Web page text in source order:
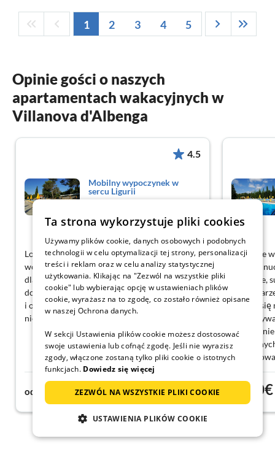
1 2 3 4 5
Opinie gości o naszych
apartamentach wakacyjnych w
Villanova d'Albenga
4.5
Mobilny wypoczynek w
sercu Ligurii
Lokalizacja to duża zaleta, blisko plaży, ale
wciąż ukryta w naturze. Basen jest fajny, ale
dla informacji, zwierzęta domowe nie są tam
dozwolone. Ogólnie świetne miejsce na relaks
i odkrywanie pobliskich jaskiń - są
niesamowite!
od 66€ noc
Wibracje
idealnej
wszędzie,
czujesz się
do
jak
60€
Ta strona wykorzystuje pliki cookies
Używamy plików cookie, danych osobowych i podobnych
technologii w celu optymalizacji tej strony, personalizacji
treści i reklam oraz w celu analizy statystycznej
użytkowania. Klikając na "Zezwól na wszystkie pliki
cookie" lub wybierając opcję w ustawieniach plików
cookie, wyrażasz na to zgodę, co zostało również opisane
w naszej Ochrona danych.
W sekcji Ustawienia plików cookie możesz dostosować
swoje ustawienia lub cofnąć zgodę. Jeśli nie wyrazisz
zgody, włączone zostaną tylko pliki cookie o istotnych
funkcjach. Dowiedz się więcej
ZEZWÓL NA WSZYSTKIE PLIKI COOKIE
USTAWIENIA PLIKÓW COOKIE